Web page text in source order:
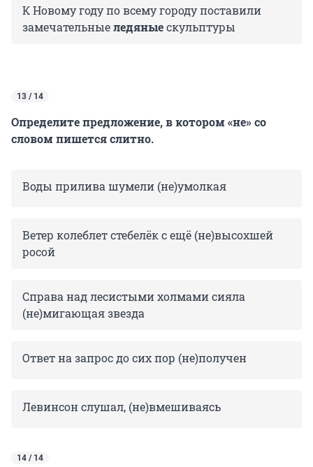
К Новому году по всему городу поставили
замечательныеледяныескульптуры
13 / 14
Определите предложение, в котором «не» со
словом пишется слитно.
Воды прилива шумели (не)умолкая
Ветер колеблет стебелёк с ещё (не)высохшей
росой
Справа над лесистыми холмами сияла
(не)мигающая звезда
Ответ на запрос до сих пор (не)получен
Левинсон слушал, (не)вмешиваясь
14 / 14